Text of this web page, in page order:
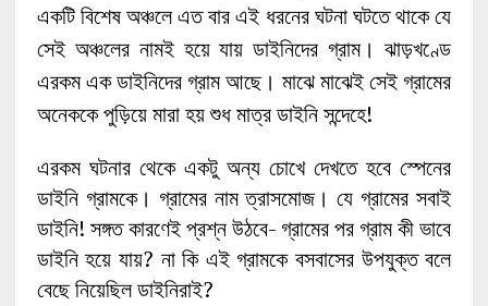
একটি বিশেষ অঞ্চলে এত বার এই ধরনের ঘটনা ঘটতে থাকে যে
সেই অঞ্চলের নামই হয়ে যায় ডাইনিদের গ্রাম। ঝাড়খণ্ডে
এরকম এক ডাইনিদের গ্রাম আছে। মাঝে মাঝেই সেই গ্রামের
অনেককে পুড়িয়ে মারা হয় শুধ মাত্র ডাইনি সন্দেহে!
এরকম ঘটনার থেকে একটু অন্য চোখে দেখতে হবে স্পেনের
ডাইনি গ্রামকে। গ্রামের নাম ত্রাসমোজ। যে গ্রামের সবাই
ডাইনি! সঙ্গত কারণেই প্রশ্ন উঠবে- গ্রামের পর গ্রাম কী ভাবে
ডাইনি হয়ে যায়? না কি এই গ্রামকে বসবাসের উপযুক্ত বলে
বেছে নিয়েছিল ডাইনিরাই?